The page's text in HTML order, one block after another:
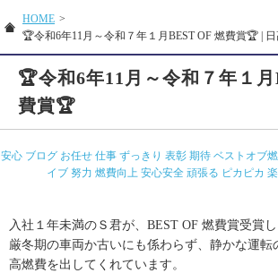
HOME >
🏆令和6年11月～令和７年１月BEST OF 燃費賞🏆 |
🏆令和6年11月～令和７年１
費賞🏆
安心 ブログ お任せ 仕事 ずっきり 表彰 期待 ベストオブ
イブ 努力 燃費向上 安心安全 頑張る ピカピカ
入社１年未満のＳ君が、BEST OF 燃費賞受賞し
厳冬期の車両か古いにも係わらず、静かな運転
高燃費を出してくれています。